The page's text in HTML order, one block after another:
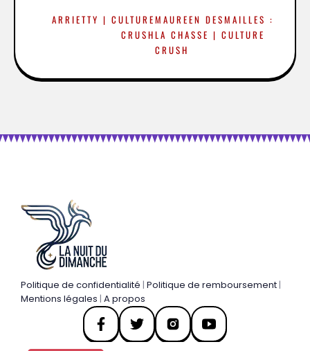
ARRIETTY | CULTURE
CRUSH
MAUREEN DESMAILLES :
LA CHASSE | CULTURE
CRUSH
Politique de confidentialité | Politique de remboursement|
Mentions légales | A propos